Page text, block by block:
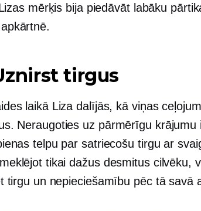
mērķis bija piedāvāt labāku
tirgus
laikā Liza dalījās, kā viņas
Neraugoties uz pārmērīgu krājumu
telpu par satriecošu tirgu ar
tikai dažus desmitus cilvēku,
tirgu un nepieciešamību pēc tā savā